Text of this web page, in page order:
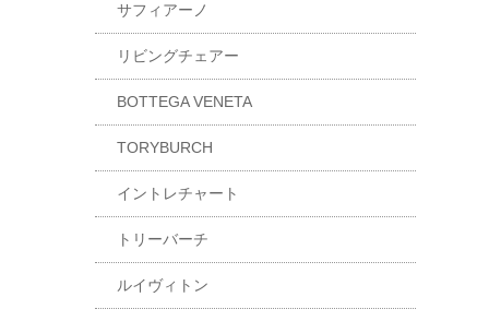
サフィアーノ
リビングチェアー
BOTTEGA VENETA
TORYBURCH
イントレチャート
トリーバーチ
ルイヴィトン